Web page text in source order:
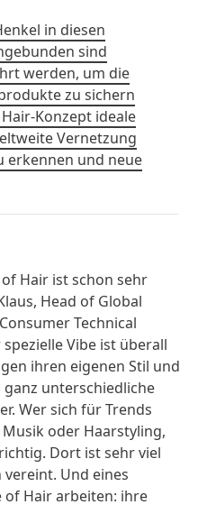
in diesen
sind
werden, um die
zu sichern
Konzept ideale
Vernetzung
erkennen und neue
Hair ist schon sehr
Head of Global
Technical
Vibe ist überall
ihren eigenen Stil und
unterschiedliche
Wer sich für Trends
oder Haarstyling,
Dort ist sehr viel
Und eines
of Hair arbeiten: ihre